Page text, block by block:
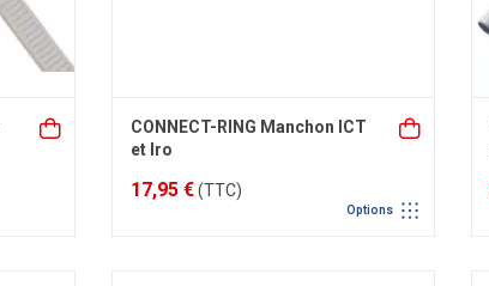
CONNECT-RING Manchon ICT
et Iro
17,95 €(TTC)
Options